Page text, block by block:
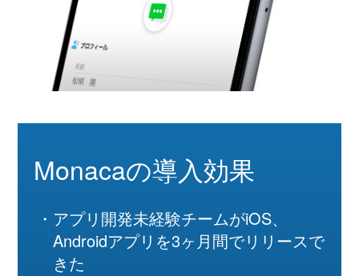
Monacaの導入効果
アプリ開発未経験チームがiOS、
Androidアプリを3ヶ月間でリリースで
きた